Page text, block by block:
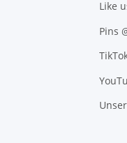
Like
Pins